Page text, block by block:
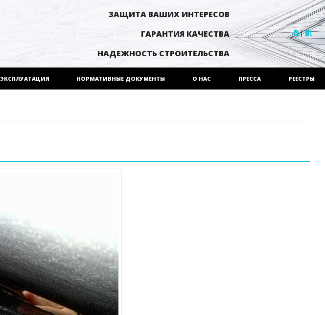
ЗАЩИТА ВАШИХ ИНТЕРЕСОВ
ГАРАНТИЯ КАЧЕСТВА
НАДЕЖНОСТЬ СТРОИТЕЛЬСТВА
|
ЭКСПЛУАТАЦИЯ НОРМАТИВНЫЕ ДОКУМЕНТЫ О НАС ПРЕССА РЕЕСТРЫ